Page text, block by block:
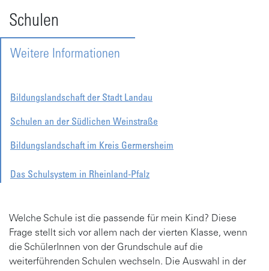
Schulen
Weitere Informationen
Bildungslandschaft der Stadt Landau
Schulen an der Südlichen Weinstraße
Bildungslandschaft im Kreis Germersheim
Das Schulsystem in Rheinland-Pfalz
Welche Schule ist die passende für mein Kind? Diese
Frage stellt sich vor allem nach der vierten Klasse, wenn
die SchülerInnen von der Grundschule auf die
weiterführenden Schulen wechseln. Die Auswahl in der